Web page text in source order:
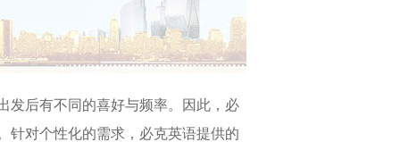
发后有不同的喜好与频率。因此，必
针对个性化的需求，必克英语提供的